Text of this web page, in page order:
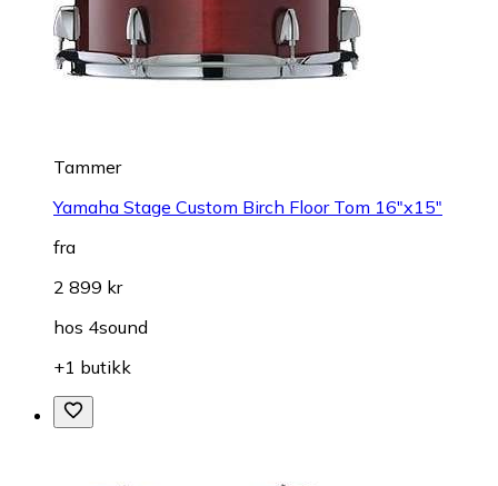
Tammer
Yamaha Stage Custom Birch Floor Tom 16"x15"
fra
2 899 kr
hos 4sound
+1 butikk